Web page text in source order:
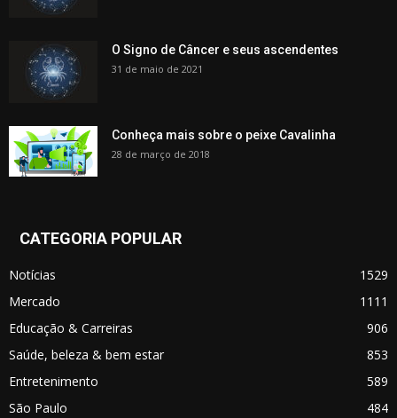
O Signo de Câncer e seus ascendentes
31 de maio de 2021
Conheça mais sobre o peixe Cavalinha
28 de março de 2018
CATEGORIA POPULAR
Notícias
1529
Mercado
1111
Educação & Carreiras
906
Saúde, beleza & bem estar
853
Entretenimento
589
São Paulo
484